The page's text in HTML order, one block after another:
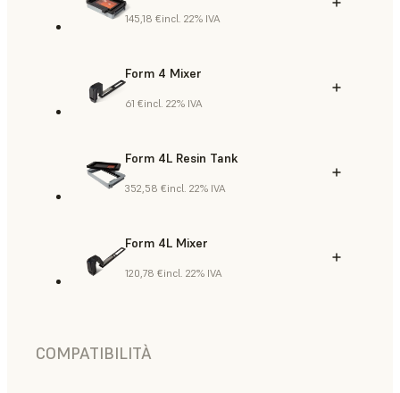
145,18 €incl. 22% IVA
Form 4 Mixer
61 €incl. 22% IVA
Form 4L Resin Tank
352,58 €incl. 22% IVA
Form 4L Mixer
120,78 €incl. 22% IVA
COMPATIBILITÀ